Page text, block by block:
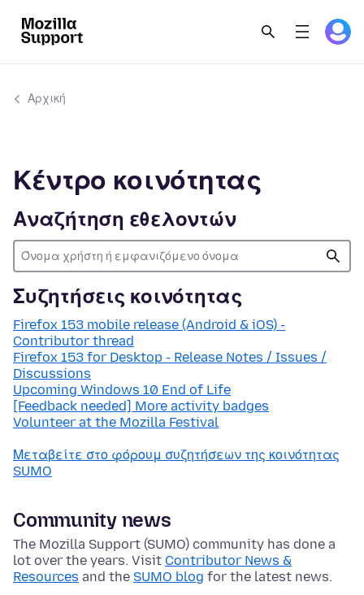
Αρχική
Κέντρο κοινότητας
Αναζήτηση εθελοντών
Συζητήσεις κοινότητας
Firefox 153 mobile release (Android & iOS) -
Contributor thread
Firefox 153 for Desktop - Release Notes / Issues /
Discussions
Upcoming Windows 10 End of Life
[Feedback needed] More activity badges
Volunteer at the Mozilla Festival
Μεταβείτε στο φόρουμ συζητήσεων της κοινότητας
SUMO
Community news
The Mozilla Support (SUMO) community has done a
lot over the years. Visit Contributor News &
Resources and the SUMO blog for the latest news.